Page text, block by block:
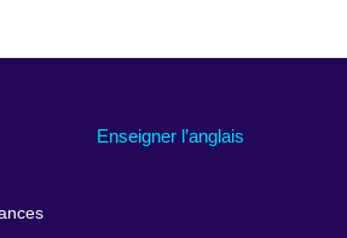
Enseigner l’anglais